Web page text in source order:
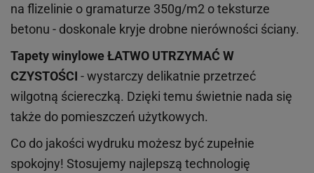
na flizelinie o gramaturze 350g/m2 o teksturze
betonu - doskonale kryje drobne nierówności ściany.
Tapety winyloweŁATWO UTRZYMAĆ W
CZYSTOŚCI - wystarczy delikatnie przetrzeć
wilgotną ściereczką. Dzięki temu świetnie nada się
także do pomieszczeń użytkowych.
Co do jakości wydruku możesz być zupełnie
spokojny! Stosujemy najlepszą technologię